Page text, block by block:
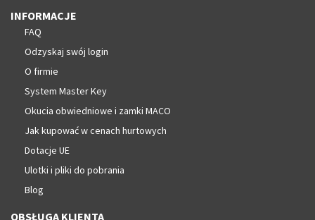
INFORMACJE
FAQ
Odzyskaj swój login
O firmie
System Master Key
Okucia obwiedniowe i zamki MACO
Jak kupować w cenach hurtowych
Dotacje UE
Ulotki i pliki do pobrania
Blog
OBSŁUGA KLIENTA